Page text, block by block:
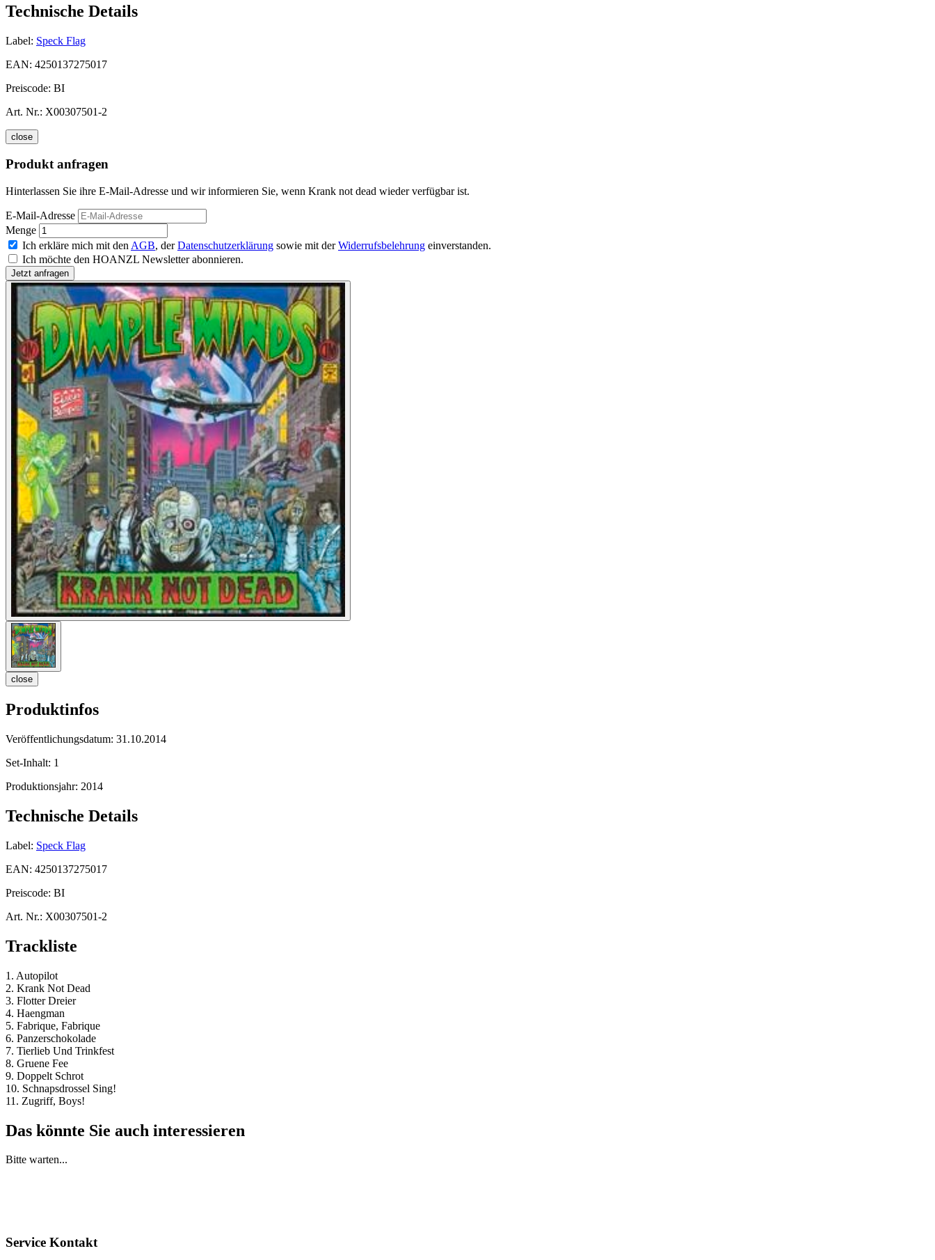
Technische Details
Label: Speck Flag
EAN: 4250137275017
Preiscode: BI
Art. Nr.: X00307501-2
close
Produkt anfragen
Hinterlassen Sie ihre E-Mail-Adresse und wir informieren Sie, wenn Krank not dead wieder verfügbar ist.
E-Mail-Adresse
Menge
Ich erkläre mich mit den AGB, derDatenschutzerklärung sowie mit derWiderrufsbelehrung einverstanden.
Ich möchte den HOANZL Newsletter abonnieren.
close
Produktinfos
Veröffentlichungsdatum: 31.10.2014
Set-Inhalt: 1
Produktionsjahr: 2014
Technische Details
Label: Speck Flag
EAN: 4250137275017
Preiscode: BI
Art. Nr.: X00307501-2
Trackliste
1. Autopilot
2. Krank Not Dead
3. Flotter Dreier
4. Haengman
5. Fabrique, Fabrique
6. Panzerschokolade
7. Tierlieb Und Trinkfest
8. Gruene Fee
9. Doppelt Schrot
10. Schnapsdrossel Sing!
11. Zugriff, Boys!
Das könnte Sie auch interessieren
Bitte warten...
Service Kontakt